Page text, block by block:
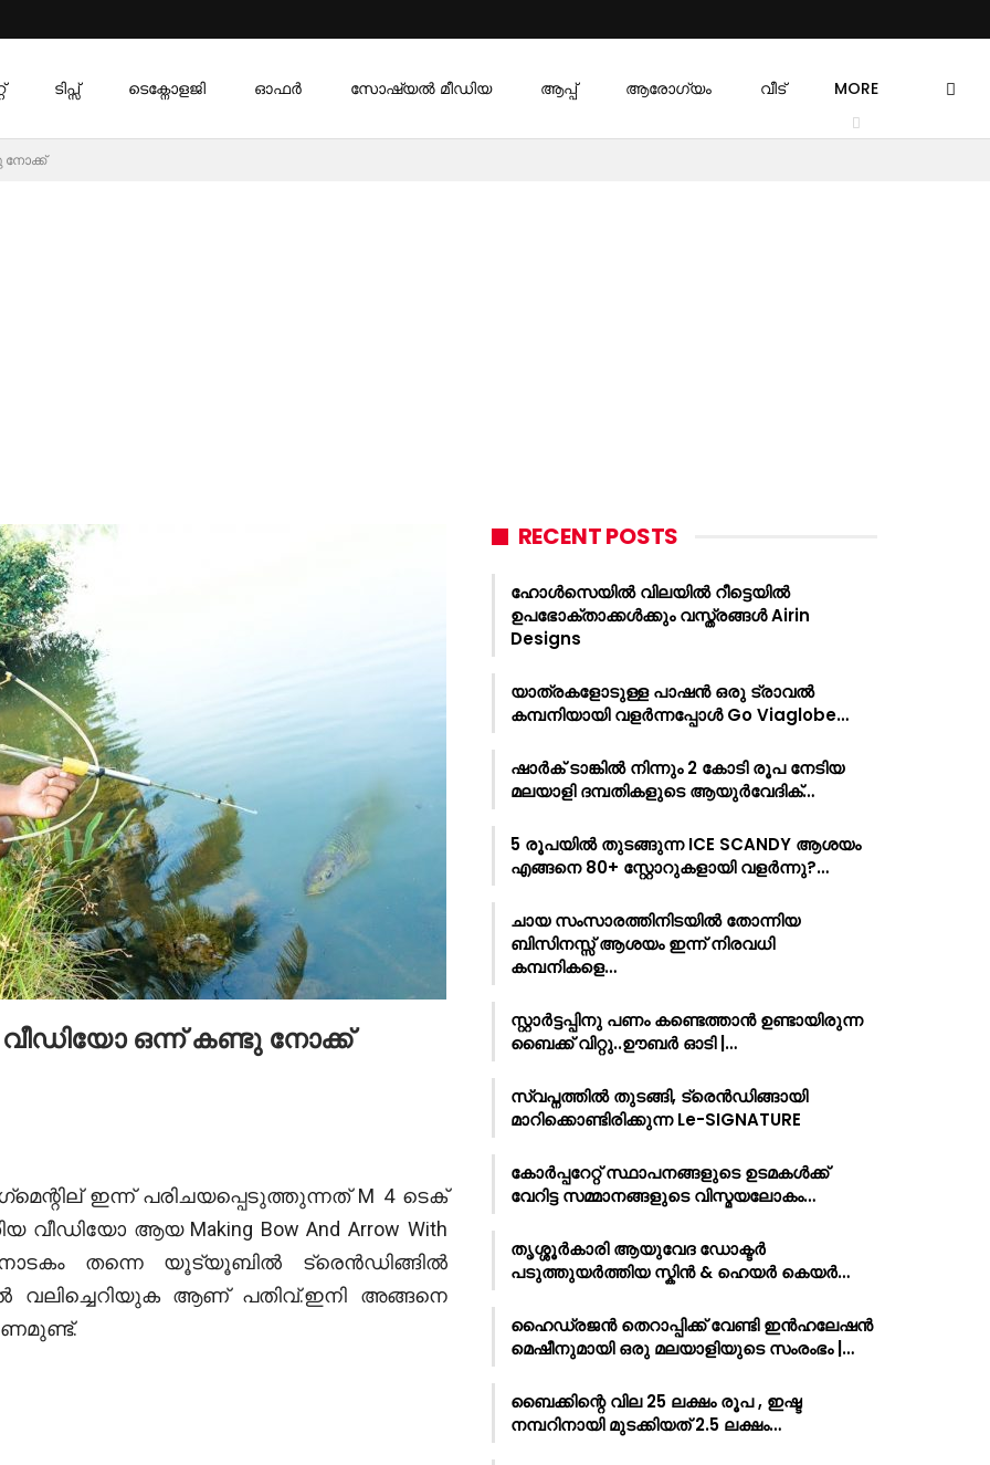
ടിപ്സ് ടെക്നോളജി ഓഫര്‍ സോഷ്യൽ മീഡിയ ആപ്പ് ആരോഗ്യം വീട് MORE
നോക്ക്
ഒന്ന് കണ്ടു നോക്ക്
ഇന്ന് പരിചയപ്പെടുത്തുന്നത് M 4 ടെക്
ആയ Making Bow And Arrow With
തന്നെ യൂട്യൂബിൽ ട്രെൻഡിങ്ങിൽ
വലിച്ചെറിയുക ആണ് പതിവ്.ഇനി അങ്ങനെ
RECENT POSTS
ഹോൾസെയിൽ വിലയിൽ റീട്ടെയിൽ
ഉപഭോക്താക്കൾക്കും വസ്ത്രങ്ങൾ Airin
Designs
യാത്രകളോടുള്ള പാഷൻ ഒരു ട്രാവൽ
കമ്പനിയായി വളർന്നപ്പോൾ Go Viaglobe…
ഷാർക്‌ ടാങ്കിൽ നിന്നും 2 കോടി രൂപ നേടിയ
മലയാളി ദമ്പതികളുടെ ആയുർവേദിക്…
5 രൂപയിൽ തുടങ്ങുന്ന ICE SCANDY ആശയം
എങ്ങനെ 80+ സ്റ്റോറുകളായി വളർന്നു?…
ചായ സംസാരത്തിനിടയിൽ തോന്നിയ
ബിസിനസ്സ് ആശയം ഇന്ന് നിരവധി
കമ്പനികളെ…
സ്റ്റാർട്ടപ്പിനു പണം കണ്ടെത്താൻ ഉണ്ടായിരുന്ന
ബൈക്ക് വിറ്റു..ഊബർ ഓടി |…
സ്വപ്നത്തിൽ തുടങ്ങി, ട്രെൻഡിങ്ങായി
മാറിക്കൊണ്ടിരിക്കുന്ന Le-SIGNATURE
കോർപ്പറേറ്റ് സ്ഥാപനങ്ങളുടെ ഉടമകൾക്ക്
വേറിട്ട സമ്മാനങ്ങളുടെ വിസ്മയലോകം…
തൃശ്ശൂർകാരി ആയുവേദ ഡോക്ടർ
പടുത്തുയർത്തിയ സ്കിൻ & ഹെയർ കെയർ…
ഹൈഡ്രജൻ തെറാപ്പിക്ക് വേണ്ടി ഇൻഹലേഷൻ
മെഷീനുമായി ഒരു മലയാളിയുടെ സംരംഭം |…
ബൈക്കിന്റെ വില 25 ലക്ഷം രൂപ , ഇഷ്ട
നമ്പറിനായി മുടക്കിയത് 2.5 ലക്ഷം…